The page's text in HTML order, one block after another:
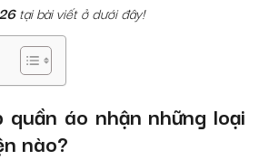
tại bài viết ở dưới đây!
quần áo nhận những loại
nào?